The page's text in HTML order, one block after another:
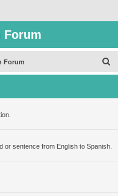
Forum
Forum
u
sentence from English to Spanish.